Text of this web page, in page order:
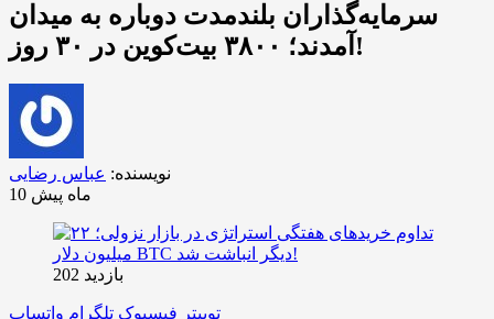
سرمایه‌گذاران بلندمدت دوباره به میدان
آمدند؛ ۳۸۰۰ بیت‌کوین در ۳۰ روز!
نویسنده: عباس رضایی
10 ماه پیش
بازدید 202
توییتر فیسبوک تلگرام واتساپ